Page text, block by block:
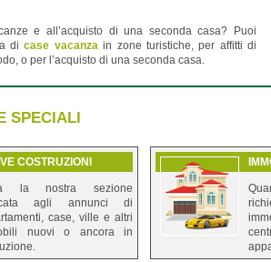
e all’acquisto di una seconda casa? Puoi
dicase vacanzain zone turistiche, per affitti di
o per l’acquisto di una seconda casa.
SPECIALI
COSTRUZIONI
la nostra sezione
agli annunci di
case, ville e altri
nuovi o ancora in